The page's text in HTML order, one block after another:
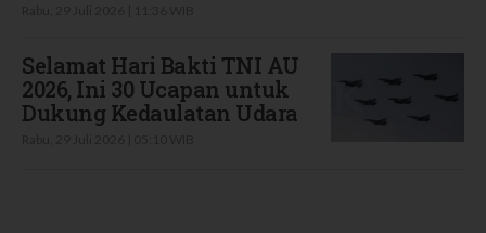
Selamat Hari Bakti TNI AU
2026, Ini 30 Ucapan untuk
Dukung Kedaulatan Udara